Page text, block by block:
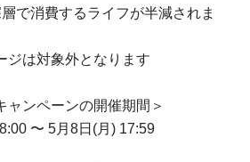
で消費するライフが半減されま
は対象外となります
ャンペーンの開催期間＞
〜 5月8日(月) 17:59